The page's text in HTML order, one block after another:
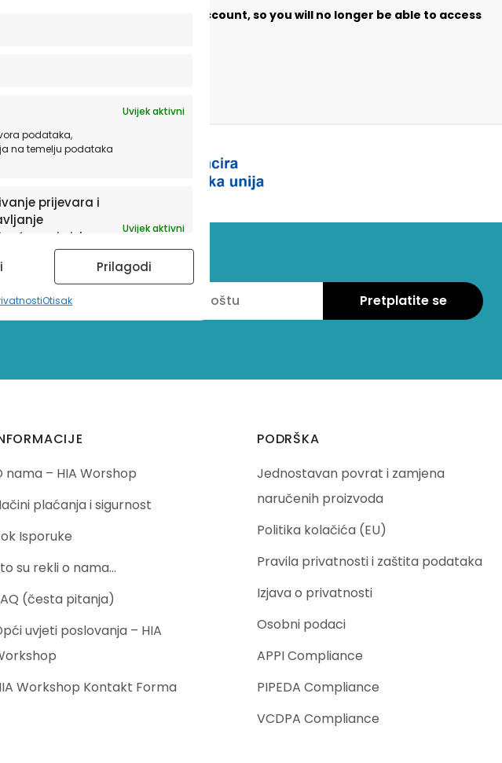
Uvijek aktivni
podataka,
na temelju podataka
prijevara i
izbora
Uvijek aktivni
Prilagodi
Otisak
this process will delete your account, so you will no longer be able to access
nama – HIA Worshop
plaćanja i sigurnost
Isporuke
su rekli o nama…
(česta pitanja)
uvjeti poslovanja – HIA
Workshop Kontakt Forma
PODRŠKA
Jednostavan povrat i zamjena
naručenih proizvoda
Politika kolačića (EU)
Pravila privatnosti i zaštita podataka
Izjava o privatnosti
Osobni podaci
APPI Compliance
PIPEDA Compliance
VCDPA Compliance